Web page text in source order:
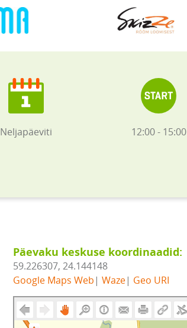
Neljapäeviti 12:00 - 15:00
Päevaku keskuse koordinaadid:
59.226307, 24.144148
Google Maps Web | Waze| Geo URI